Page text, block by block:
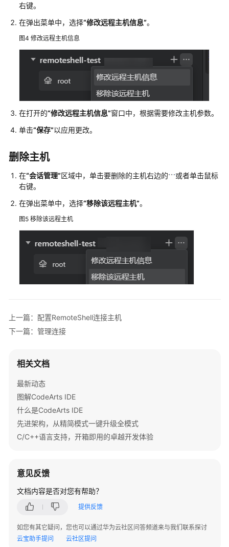
管
理
主
理
连
接
终
会
理
据
文
系
X
发
功
配
RemoteShell
Kubernetes
集
右键。
在弹出菜单中，选择“修改远程主机信息”。
图4 修改远程主机信息
在打开的“修改远程主机信息”窗口中，根据需要修改主机参数。
单击“保存”以应用更改。
删除主机
在“会话管理”区域中，单击要删除的主机右边的
或者单击鼠标
右键。
在弹出菜单中，选择“移除该远程主机”。
图5 移除该远程主机
上一篇：配置RemoteShell连接主机
下一篇：管理连接
相关文档
最新动态
图解CodeArts IDE
什么是CodeArts IDE
先进架构，从精简模式一键升级全模式
C/C++语言支持，开箱即用的卓越开发体验
意见反馈
文档内容是否对您有帮助？
提供反馈
如您有其它疑问，您也可以通过华为云社区问答频道来与我们联系探讨
云宝助手提问
云社区提问